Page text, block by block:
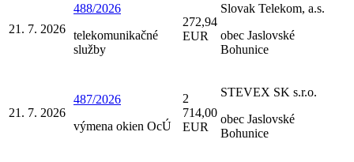
21. 7. 2026
488/2026
telekomunikačné
služby
272,94
EUR
Slovak Telekom, a.s.
obec Jaslovské
Bohunice
21. 7. 2026
487/2026
výmena okien OcÚ
2
714,00
EUR
STEVEX SK s.r.o.
obec Jaslovské
Bohunice